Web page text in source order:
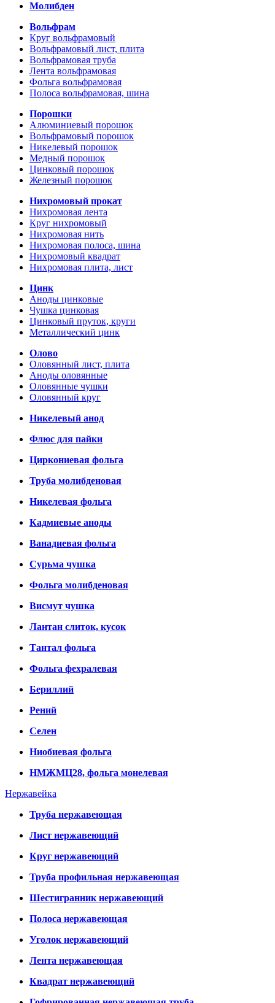
Молибден
Вольфрам
Круг вольфрамовый
Вольфрамовый лист, плита
Вольфрамовая труба
Лента вольфрамовая
Фольга вольфрамовая
Полоса вольфрамовая, шина
Порошки
Алюминиевый порошок
Вольфрамовый порошок
Никелевый порошок
Медный порошок
Цинковый порошок
Железный порошок
Нихромовый прокат
Нихромовая лента
Круг нихромовый
Нихромовая нить
Нихромовая полоса, шина
Нихромовый квадрат
Нихромовая плита, лист
Цинк
Аноды цинковые
Чушка цинковая
Цинковый пруток, круги
Металлический цинк
Олово
Оловянный лист, плита
Аноды оловянные
Оловянные чушки
Оловянный круг
Никелевый анод
Флюс для пайки
Циркониевая фольга
Труба молибденовая
Никелевая фольга
Кадмиевые аноды
Ванадиевая фольга
Сурьма чушка
Фольга молибденовая
Висмут чушка
Лантан слиток, кусок
Тантал фольга
Фольга фехралевая
Бериллий
Рений
Селен
Ниобиевая фольга
НМЖМЦ28, фольга монелевая
Нержавейка
Труба нержавеющая
Лист нержавеющий
Круг нержавеющий
Труба профильная нержавеющая
Шестигранник нержавеющий
Полоса нержавеющая
Уголок нержавеющий
Лента нержавеющая
Квадрат нержавеющий